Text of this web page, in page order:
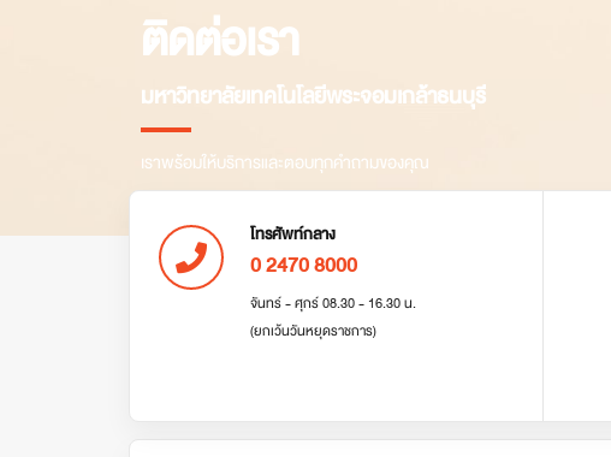
ติดต่อเรา
มหาวิทยาลัยเทคโนโลยีพระจอมเกล้าธนบุรี
เราพร้อมให้บริการและตอบทุกคำถามของคุณ
โทรศัพท์กลาง
0 2470 8000
จันทร์ - ศุกร์ 08.30 - 16.30 น.
(ยกเว้นวันหยุดราชการ)